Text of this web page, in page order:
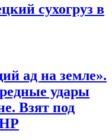
сухогруз в
ад на земле».
удары
Взят под